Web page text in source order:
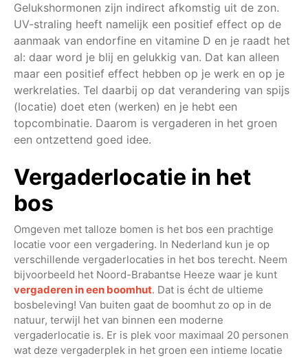
Gelukshormonen zijn indirect afkomstig uit de zon.
UV-straling heeft namelijk een positief effect op de
aanmaak van endorfine en vitamine D en je raadt het
al: daar word je blij en gelukkig van. Dat kan alleen
maar een positief effect hebben op je werk en op je
werkrelaties. Tel daarbij op dat verandering van spijs
(locatie) doet eten (werken) en je hebt een
topcombinatie. Daarom is vergaderen in het groen
een ontzettend goed idee.
Vergaderlocatie in het
bos
Omgeven met talloze bomen is het bos een prachtige
locatie voor een vergadering. In Nederland kun je op
verschillende vergaderlocaties in het bos terecht. Neem
bijvoorbeeld het Noord-Brabantse Heeze waar je kunt
vergaderen in een boomhut. Dat is écht de ultieme
bosbeleving! Van buiten gaat de boomhut zo op in de
natuur, terwijl het van binnen een moderne
vergaderlocatie is. Er is plek voor maximaal 20 personen
wat deze vergaderplek in het groen een intieme locatie